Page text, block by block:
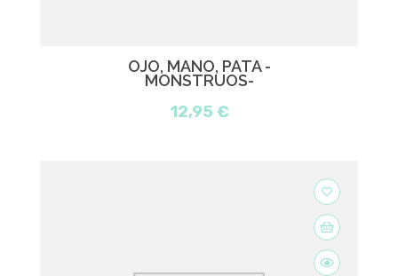
OJO, MANO, PATA -
MONSTRUOS-
12,95 €
favorite_border